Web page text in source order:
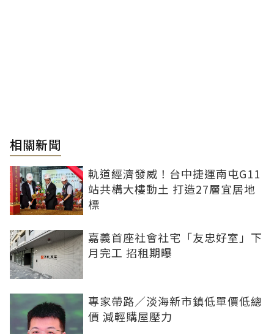
相關新聞
軌道經濟發威！台中捷運南屯G11
站共構大樓動土 打造27層宜居地
標
嘉義首座社會社宅「友忠好室」下
月完工 招租期曝
專家帶路／淡海新市鎮低單價低總
價 減輕購屋壓力